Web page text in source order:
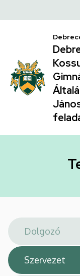
|
Debreceni
Egyetem
Kossuth
Lajos
Gyakorló
Általános
Arany
János
téri
hely
a